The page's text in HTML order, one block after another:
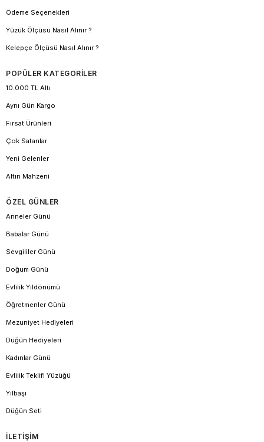
Ödeme Seçenekleri
Yüzük Ölçüsü Nasıl Alınır ?
Kelepçe Ölçüsü Nasıl Alınır ?
POPÜLER KATEGORİLER
10.000 TL Altı
Aynı Gün Kargo
Fırsat Ürünleri
Çok Satanlar
Yeni Gelenler
Altın Mahzeni
ÖZEL GÜNLER
Anneler Günü
Babalar Günü
Sevgililer Günü
Doğum Günü
Evlilik Yıldönümü
Öğretmenler Günü
Mezuniyet Hediyeleri
Düğün Hediyeleri
Kadınlar Günü
Evlilik Teklifi Yüzüğü
Yılbaşı
Düğün Seti
İLETİŞİM